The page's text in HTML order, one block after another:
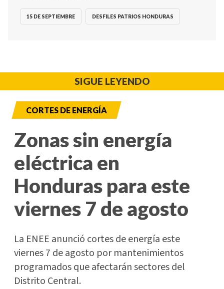
15 DE SEPTIEMBRE DESFILES PATRIOS HONDURAS
SIGUE LEYENDO
CORTES DE ENERGÍA
Zonas sin energía
eléctrica en
Honduras para este
viernes 7 de agosto
La ENEE anunció cortes de energía este
viernes 7 de agosto por mantenimientos
programados que afectarán sectores del
Distrito Central.